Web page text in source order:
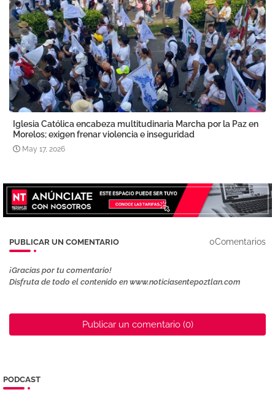
Iglesia Católica encabeza multitudinaria Marcha por la Paz en
Morelos; exigen frenar violencia e inseguridad
May 17, 2026
PUBLICAR UN COMENTARIO 0Comentarios
¡Gracias por tu comentario!
Disfruta de todo el contenido en www.noticiasentepoztlan.com
Publicar un comentario (0)
PODCAST